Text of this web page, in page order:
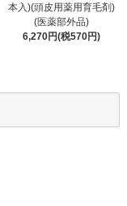
本入)(頭皮用薬用育毛剤)
(医薬部外品)
6,270円(税570円)